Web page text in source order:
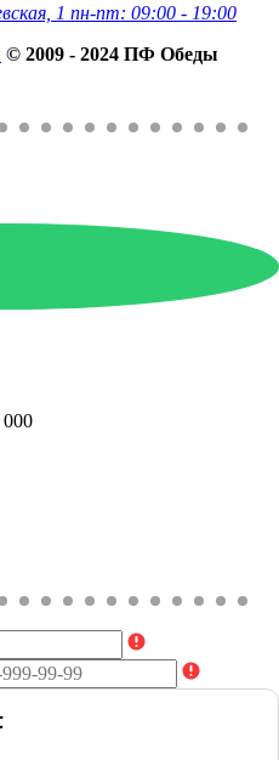
1 пн-пт: 09:00 - 19:00
© 2009 - 2024 ПФ Обеды